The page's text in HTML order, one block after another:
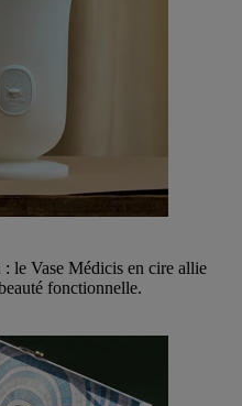
le Vase Médicis en cire allie
fonctionnelle.